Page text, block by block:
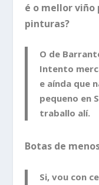
é o mellor viño
pinturas?
O de
Intento
e aínda que
pequeno en
traballo alí.
Botas de
Si, vou con